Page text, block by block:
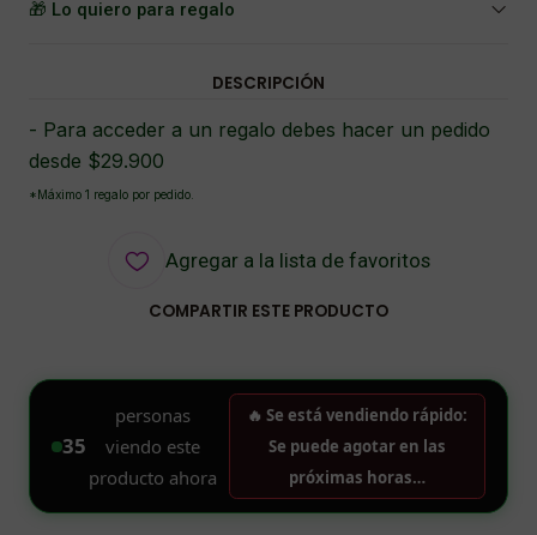
🎁 Lo quiero para regalo
DESCRIPCIÓN
- Para acceder a un regalo debes hacer un pedido
desde $29.900
*Máximo 1 regalo por pedido.
Agregar a la lista de favoritos
COMPARTIR ESTE PRODUCTO